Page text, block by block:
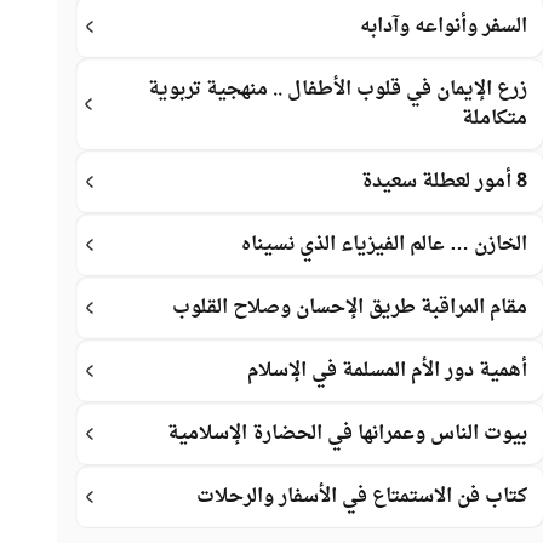
السفر وأنواعه وآدابه
زرع الإيمان في قلوب الأطفال .. منهجية تربوية
متكاملة
8 أمور لعطلة سعيدة
الخازن … عالم الفيزياء الذي نسيناه
مقام المراقبة طريق الإحسان وصلاح القلوب
أهمية دور الأم المسلمة في الإسلام
بيوت الناس وعمرانها في الحضارة الإسلامية
كتاب فن الاستمتاع في الأسفار والرحلات